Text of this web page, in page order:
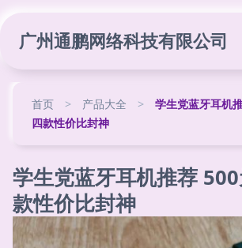
广州通鹏网络科技有限公司
首页 > 产品大全 >
学生党蓝牙耳机
四款性价比封神
学生党蓝牙耳机推荐
款性价比封神